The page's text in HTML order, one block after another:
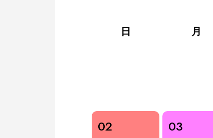
日 月
02 03